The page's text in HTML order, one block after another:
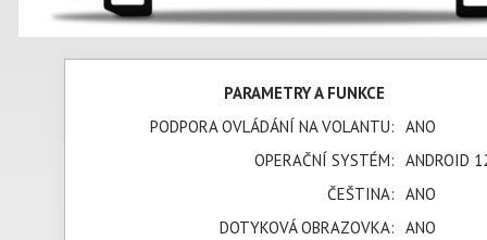
PARAMETRY A FUNKCE
PODPORA OVLÁDÁNÍ NA VOLANTU: ANO
OPERAČNÍ SYSTÉM: ANDROID
ČEŠTINA: ANO
DOTYKOVÁ OBRAZOVKA: ANO